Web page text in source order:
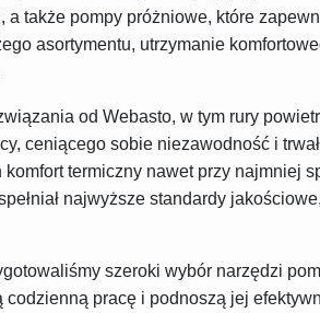
także pompy próżniowe, które
asortymentu, utrzymanie
od Webasto, w tym rury
ceniącego sobie niezawodność i
termiczny nawet przy najmniej
najwyższe standardy
szeroki wybór narzędzi
pracę i podnoszą jej